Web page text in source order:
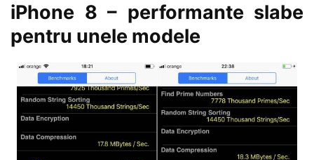
iPhone 8 – performante slabe
pentru unele modele